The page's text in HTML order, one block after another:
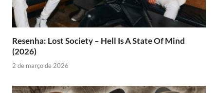
Resenha: Lost Society – Hell Is A State Of Mind
(2026)
2 de março de 2026